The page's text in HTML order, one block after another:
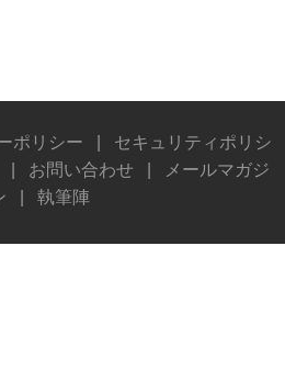
ポリシー
セキュリティポリシ
お問い合わせ
メールマガジ
執筆陣